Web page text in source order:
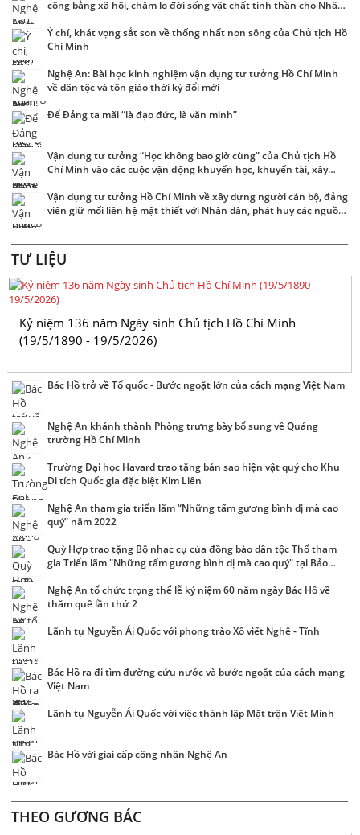
công bằng xã hội, chăm lo đời sống vật chất tinh thần cho Nhân
Ý chí, khát vọng sắt son về thống nhất non sông của Chủ tịch Hồ
Chí Minh
Nghệ An: Bài học kinh nghiệm vận dụng tư tưởng Hồ Chí Minh
về dân tộc và tôn giáo thời kỳ đổi mới
Để Đảng ta mãi “là đạo đức, là văn minh”
Vận dụng tư tưởng “Học không bao giờ cùng” của Chủ tịch Hồ
Chí Minh vào các cuộc vận động khuyến học, khuyến tài, xây
Vận dụng tư tưởng Hồ Chí Minh về xây dựng người cán bộ, đảng
viên giữ mối liên hệ mật thiết với Nhân dân, phát huy các nguồn
TƯ LIỆU
Kỷ niệm 136 năm Ngày sinh Chủ tịch Hồ Chí Minh
(19/5/1890 - 19/5/2026)
Bác Hồ trở về Tổ quốc - Bước ngoặt lớn của cách mạng Việt Nam
Nghệ An khánh thành Phòng trưng bày bổ sung về Quảng
trường Hồ Chí Minh
Trường Đại học Havard trao tặng bản sao hiện vật quý cho Khu
Di tích Quốc gia đặc biệt Kim Liên
Nghệ An tham gia triển lãm “Những tấm gương bình dị mà cao
quý” năm 2022
Quỳ Hợp trao tặng Bộ nhạc cụ của đồng bào dân tộc Thổ tham
gia Triển lãm "Những tấm gương bình dị mà cao quý" tại Bảo
Nghệ An tổ chức trọng thể lễ kỷ niệm 60 năm ngày Bác Hồ về
thăm quê lần thứ 2
Lãnh tụ Nguyễn Ái Quốc với phong trào Xô viết Nghệ - Tĩnh
Bác Hồ ra đi tìm đường cứu nước và bước ngoặt của cách mạng
Việt Nam
Lãnh tụ Nguyễn Ái Quốc với việc thành lập Mặt trận Việt Minh
Bác Hồ với giai cấp công nhân Nghệ An
THEO GƯƠNG BÁC